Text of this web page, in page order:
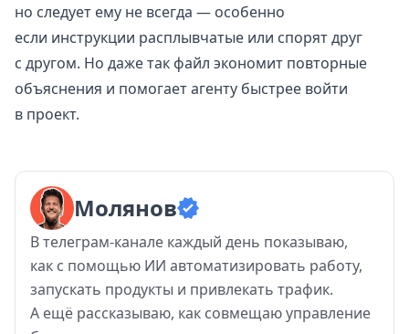
но следует ему не всегда — особенно
если инструкции расплывчатые или спорят друг
с другом. Но даже так файл экономит повторные
объяснения и помогает агенту быстрее войти
в проект.
Молянов
Втелеграм-канале каждый день показываю,
как с помощью ИИ автоматизировать работу,
запускать продукты и привлекать трафик.
А ещё рассказываю, как совмещаю управление